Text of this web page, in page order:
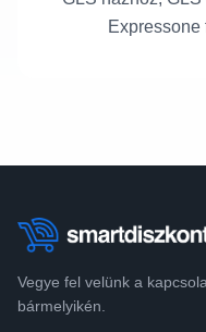
Expressone
Vegye fel velünk a
bármelyikén.